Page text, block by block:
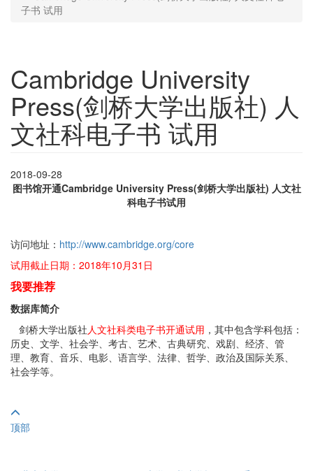
子书 试用
Cambridge University
Press(剑桥大学出版社) 人
文社科电子书 试用
2018-09-28
图书馆开通Cambridge University Press(剑桥大学出版社) 人文社
科电子书试用
访问地址： http://www.cambridge.org/core
试用截止日期：2018年10月31日
我要推荐
数据库简介
剑桥大学出版社人文社科类电子书开通试用 ，其中包含学科包括：
历史、文学、社会学、考古、艺术、古典研究、戏剧、经济、管
理、教育、音乐、电影、语言学、法律、哲学、政治及国际关系、
社会学等。
顶部